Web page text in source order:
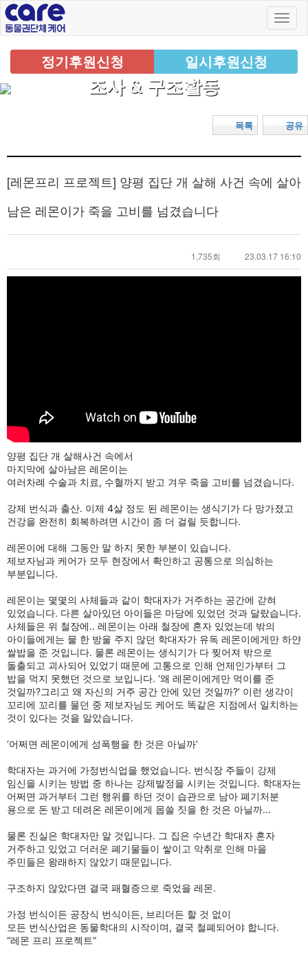
정기후원신청 일시후원신청
조사 & 구조활동
공유
목록
[레몬프리 프로젝트] 양평 집단 개 살해 사건 속에 살아
남은 레몬이가 죽을 고비를 넘겼습니다
1,735회 23.03.17 16:10
양평 집단 개 살해사건 속에서
마지막에 살아남은 레몬이는
여러차례 수술과 치료, 수혈까지 받고 겨우 죽을 고비를 넘겼습니다.
강제 번식과 출산. 이제 4살 정도 된 레몬이는 생식기가 다 망가졌고
건강을 완전히 회복하려면 시간이 좀 더 걸릴 듯합니다.
레몬이에 대해 그동안 말 하지 못한 부분이 있습니다.
제보자님과 케어가 모두 현장에서 확인하고 공통으로 의심하는
부분입니다.
레몬이는 몇몇의 사체들과 같이 학대자가 거주하는 공간에 갇혀
있었습니다. 다른 살아있던 아이들은 마당에 있었던 것과 달랐습니다.
사체들은 위 철장에.. 레몬이는 아래 철장에 혼자 있었는데 밖의
아이들에게는 물 한 방울 주지 않던 학대자가 유독 레몬이에게만 하얀
쌀밥을 준 것입니다. 물론 레몬이는 생식기가 다 찢어져 밖으로
돌출되고 괴사되어 있었기 때문에 고통으로 인해 언제인가부터 그
밥을 먹지 못했던 것으로 보입니다. ‘왜 레몬이에게만 먹이를 준
것일까?그리고 왜 자신의 거주 공간 안에 있던 것일까?’ 이런 생각이
꼬리에 꼬리를 물던 중 제보자님도 케어도 똑같은 지점에서 일치하는
것이 있다는 것을 알았습니다.
‘어쩌면 레몬이에게 성폭행을 한 것은 아닐까’
학대자는 과거에 가정번식업을 했었습니다. 번식장 주들이 강제
임신을 시키는 방법 중 하나는 강제발정을 시키는 것입니다. 학대자는
어쩌면 과거부터 그런 행위를 하던 것이 습관으로 남아 폐기처분
용으로 돈 받고 데려온 레몬이에게 몹쓸 짓을 한 것은 아닐까...
물론 진실은 학대자만 알 것입니다. 그 집은 수년간 학대자 혼자
거주하고 있었고 더러운 폐기물들이 쌓이고 악취로 인해 마을
주민들은 왕래하지 않았기 때문입니다.
구조하지 않았다면 결국 패혈증으로 죽었을 레몬.
가정 번식이든 공장식 번식이든, 브리더든 할 것 없이
모든 번식산업은 동물학대의 시작이며, 결국 철폐되어야 합니다.
“레몬 프리 프로젝트”